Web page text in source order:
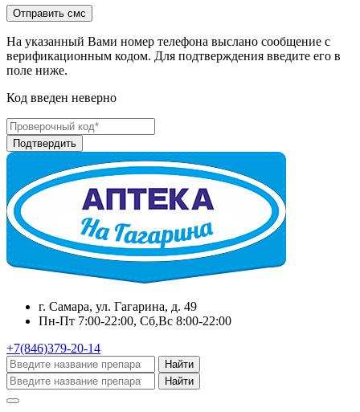
На указанный Вами номер телефона выслано сообщение с
верификационным кодом. Для подтверждения введите его в
поле ниже.
Код введен неверно
г. Самара, ул. Гагарина, д. 49
Пн-Пт 7:00-22:00, Сб,Вс 8:00-22:00
+7(846)379-20-14
Найти
Найти